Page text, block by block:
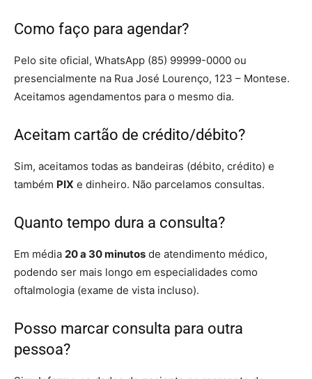
Como faço para agendar?
Pelo site oficial, WhatsApp (85) 99999-0000 ou
presencialmente na Rua José Lourenço, 123 – Montese.
Aceitamos agendamentos para o mesmo dia.
Aceitam cartão de crédito/débito?
Sim, aceitamos todas as bandeiras (débito, crédito) e
também PIX e dinheiro. Não parcelamos consultas.
Quanto tempo dura a consulta?
Em média 20 a 30 minutos de atendimento médico,
podendo ser mais longo em especialidades como
oftalmologia (exame de vista incluso).
Posso marcar consulta para outra
pessoa?